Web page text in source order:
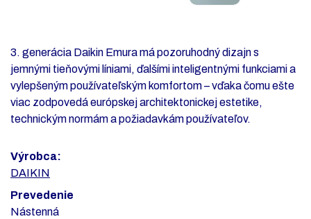
3. generácia Daikin Emura má pozoruhodný dizajn s
jemnými tieňovými líniami, ďalšími inteligentnými funkciami a
vylepšeným používateľským komfortom – vďaka čomu ešte
viac zodpovedá európskej architektonickej estetike,
technickým normám a požiadavkám používateľov.
Výrobca:
DAIKIN
Prevedenie
Nástenná